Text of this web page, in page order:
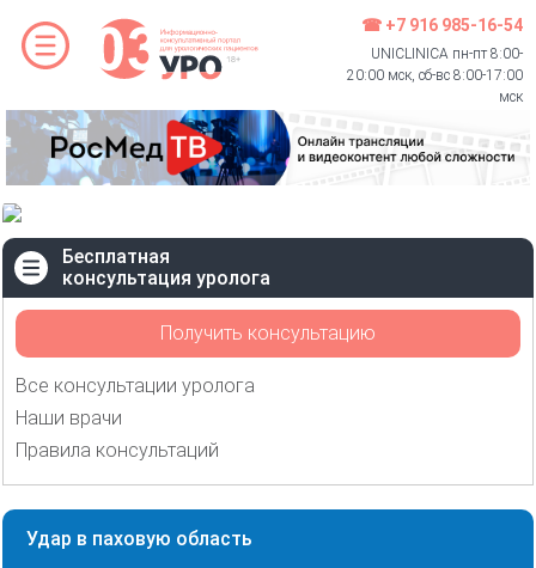
☎ +7 916 985-16-54
UNICLINICA пн-пт 8:00-
20:00 мск, сб-вс 8:00-17:00
мск
Бесплатная
консультация уролога
Получить консультацию
Все консультации уролога
Наши врачи
Правила консультаций
Удар в паховую область